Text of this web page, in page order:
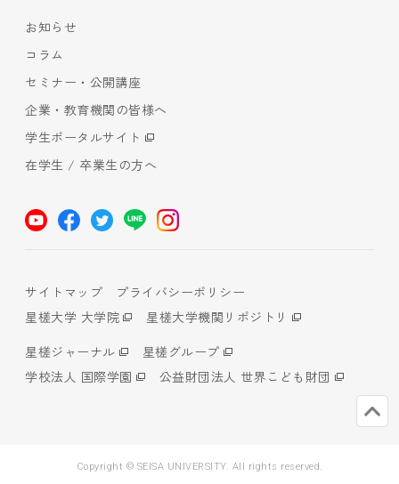
お知らせ
コラム
セミナー・公開講座
企業・教育機関の皆様へ
学生ポータルサイト
在学生 / 卒業生の方へ
サイトマップ
プライバシーポリシー
星槎大学 大学院
星槎大学機関リポジトリ
星槎ジャーナル
星槎グループ
学校法人 国際学園
公益財団法人 世界こども財団
Copyright © SEISA UNIVERSITY. All rights reserved.